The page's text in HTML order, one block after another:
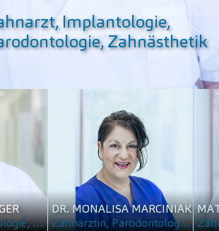
Implantologie,
Zahnästhetik
Zahnarzt, Implantologie, Parodontologie, Zahnästhetik
DR. MONALISA MARCINIAK
Zahnärztin, Parodontologie und Endodontologie